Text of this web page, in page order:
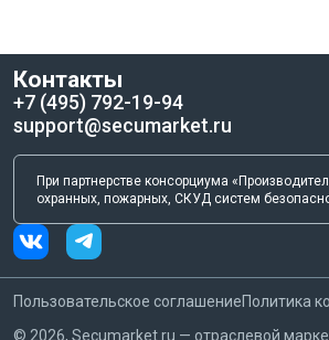
Контакты
+7 (495) 792-19-94
support@secumarket.ru
При партнерстве консорциума
охранных, пожарных, СКУД систем
Пользовательское соглашениеПолитика
© 2026, Secumarket.ru — отраслевой